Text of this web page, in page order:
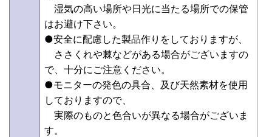
湿気の高い場所や日光に当たる場所での保管
はお避け下さい。
●安全に配慮した製品作りをしておりますが、
ささくれや棘などがある場合がございますの
で、十分にご注意ください。
●モニターの発色の具合、及び天然素材を使用
しておりますので、
実際のものと色合いが異なる場合がございま
す。